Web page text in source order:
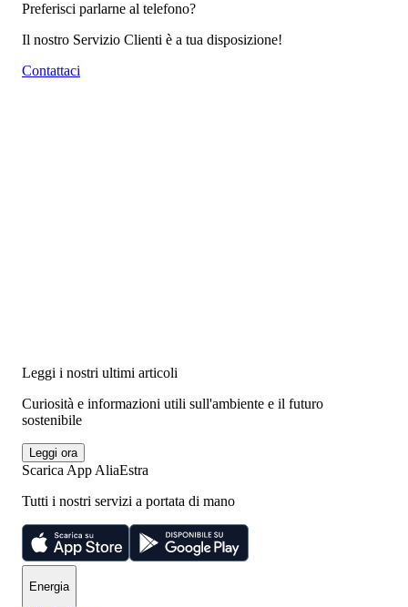
Preferisci parlarne al telefono?
Il nostro Servizio Clienti è a tua disposizione!
Contattaci
Leggi i nostri ultimi articoli
Curiosità e informazioni utili sull'ambiente e il futuro
sostenibile
Leggi ora
Scarica App AliaEstra
Tutti i nostri servizi a portata di mano
Energia